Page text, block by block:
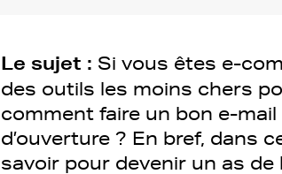
Le sujet : Si vous êtes e-
des outils les moins chers
comment faire un bon e-
d’ouverture ? En bref, dans
savoir pour devenir un as de